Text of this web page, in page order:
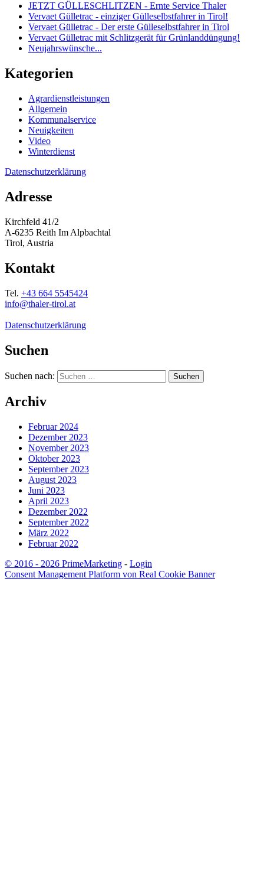
JETZT GÜLLESCHLITZEN - Ernte Service Thaler
Vervaet Gülletrac - einziger Gülleselbstfahrer in Tirol!
Vervaet Gülletrac - Der erste Gülleselbstfahrer in Tirol
Vervaet Gülletrac mit Schlitzgerät für Grünlanddüngung!
Neujahrswünsche...
Kategorien
Agrardienstleistungen
Allgemein
Kommunalservice
Neuigkeiten
Video
Winterdienst
Datenschutzerklärung
Adresse
Kirchfeld 41/2
A-6235 Reith Im Alpbachtal
Tirol, Austria
Kontakt
Tel. +43 664 5545424
info@thaler-tirol.at
Datenschutzerklärung
Suchen
Suchen nach:
Archiv
Februar 2024
Dezember 2023
November 2023
Oktober 2023
September 2023
August 2023
Juni 2023
April 2023
Dezember 2022
September 2022
März 2022
Februar 2022
© 2016 - 2026 PrimeMarketing - Login
Consent Management Platform von Real Cookie Banner